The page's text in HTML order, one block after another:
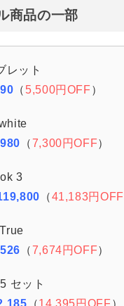
商品の一部
レット
（ 5,500円OFF）
（7,300円OFF）
3
（41,183円OFF
（7,674円OFF）
セット